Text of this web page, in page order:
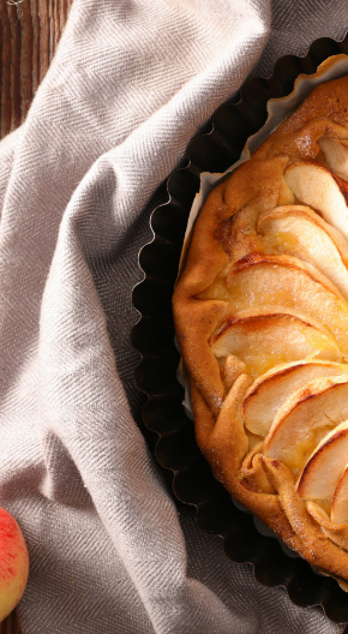
Научиться Есть Меньше И
Быстрее? Попробуйте Ввести В
Ежедневное Расписание Поздние